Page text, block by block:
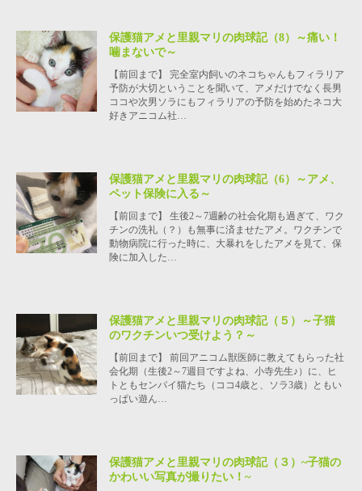
保護猫アメと里親マリの肉球記（8）～痛い！
噛まないで～
【前回まで】 完全室内飼いのネコちゃんもフィラリア
予防が大切ということを聞いて、アメだけでなく長男
ココや次男ソラにもフィラリアの予防を始めたネコ大
好きアニコム社…
保護猫アメと里親マリの肉球記（6）～アメ、
ペット保険に入る～
【前回まで】 生後2～7週齢の社会化期も過ぎて、ワク
チンの洗礼（？）も無事に済ませたアメ。ワクチンで
動物病院に行った時に、大暴れをしたアメを見て、保
険に加入した…
保護猫アメと里親マリの肉球記（５）～子猫
のワクチンいつ受けよう？～
【前回まで】 前回アニコム獣医師に教えてもらった社
会化期（生後2～7週目ですよね、小寺先生♪）に、ヒ
トともセンパイ猫たち（ココ4歳と、ソラ3歳）ともい
っぱい遊ん…
保護猫アメと里親マリの肉球記（３）~子猫の
かわいい写真が撮りたい！~